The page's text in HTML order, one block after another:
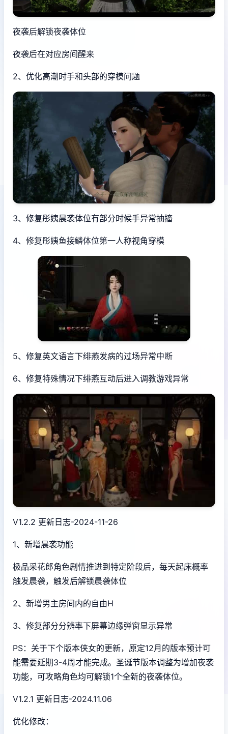
夜袭后解锁夜袭体位
夜袭后在对应房间醒来
2、优化高潮时手和头部的穿模问题
3、修复彤姨晨袭体位有部分时候手异常抽搐
4、修复彤姨鱼接鳞体位第一人称视角穿模
5、修复英文语言下绯燕发病的过场异常中断
6、修复特殊情况下绯燕互动后进入调教游戏异常
V1.2.2 更新日志-2024-11-26
1、新增晨袭功能
极品采花郎角色剧情推进到特定阶段后，每天起床概率
触发晨袭，触发后解锁晨袭体位
2、新增男主房间内的自由H
3、修复部分分辨率下屏幕边缘弹窗显示异常
PS：关于下个版本侠女的更新，原定12月的版本预计可
能需要延期3-4周才能完成。圣诞节版本调整为增加夜袭
功能，可攻略角色均可解锁1个全新的夜袭体位。
V1.2.1 更新日志-2024.11.06
优化修改：